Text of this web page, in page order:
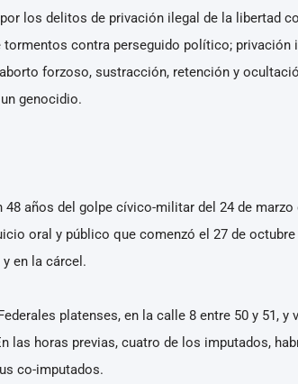
los delitos de privación ilegal de la libertad
contra perseguido político; privación
forzoso, sustracción, retención y
genocidio.
años del golpe cívico-militar del 24 de marzo
oral y público que comenzó el 27 de
en la cárcel.
platenses, en la calle 8 entre 50 y 51,
las horas previas, cuatro de los imputados,
co-imputados.